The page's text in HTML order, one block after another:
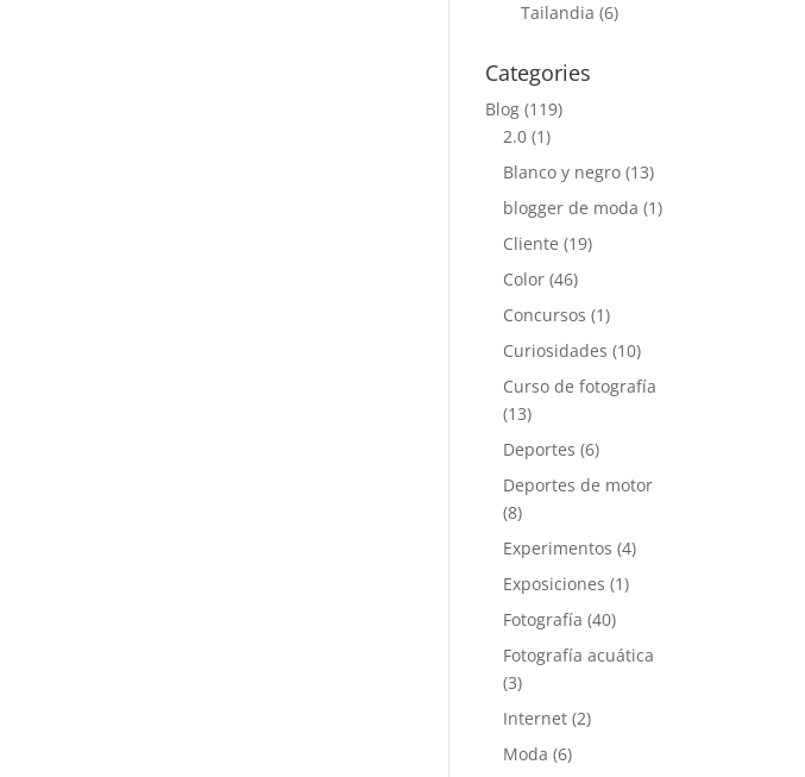
Tailandia (6)
Categories
Blog (119)
2.0 (1)
Blanco y negro (13)
blogger de moda (1)
Cliente (19)
Color (46)
Concursos (1)
Curiosidades (10)
Curso de fotografía
(13)
Deportes (6)
Deportes de motor
(8)
Experimentos (4)
Exposiciones (1)
Fotografía (40)
Fotografía acuática
(3)
Internet (2)
Moda (6)